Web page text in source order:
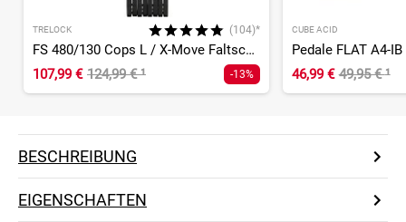
TRELOCK (104)*
FS 480/130 Cops L / X-Move Faltschloss
107,99 € 124,99 €¹ -13%
CUBE ACID
Pedale FLAT A4-
46,99 € 49,95 €¹
BESCHREIBUNG
EIGENSCHAFTEN